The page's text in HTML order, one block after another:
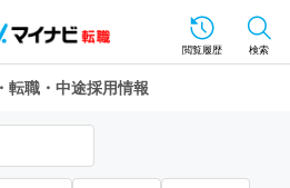
閲覧履歴 検索
転職・中途採用情報